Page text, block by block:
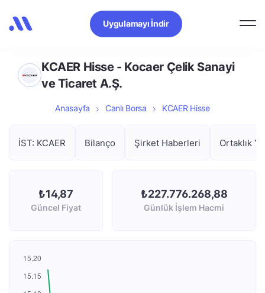
Uygulamayı İndir
KCAER Hisse - Kocaer Çelik Sanayi
ve Ticaret A.Ş.
Anasayfa Canlı Borsa KCAER Hisse
İST: KCAER Bilanço Şirket Haberleri Ortaklık
₺14,87
Güncel Fiyat
₺227.776.268,88
Günlük İşlem Hacmi